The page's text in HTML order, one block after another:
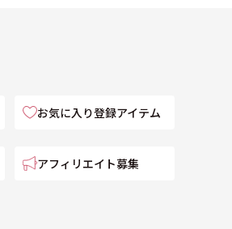
お気に入り登録アイテム
アフィリエイト募集